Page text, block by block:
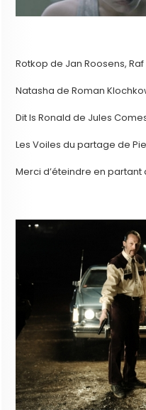
Rotkop de Jan Roosens,
Natasha de Roman
Dit Is Ronald de Jules
Les Voiles du partage de
Merci d’éteindre en partant